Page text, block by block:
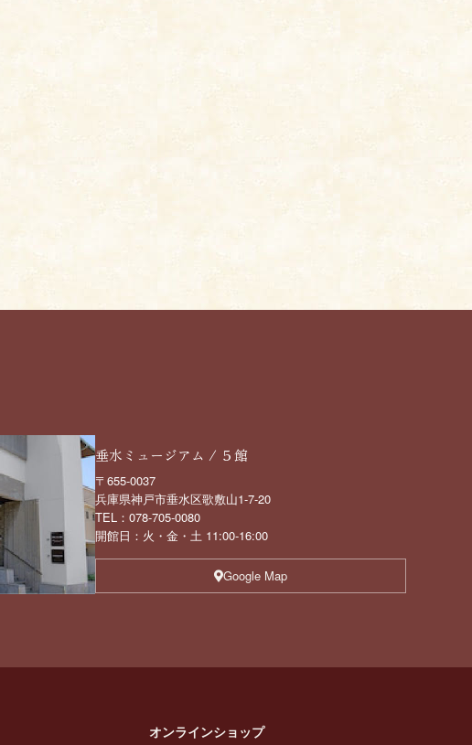
垂水ミュージアム / ５館
〒655-0037
兵庫県神戸市垂水区歌敷山1-7-20
TEL：078-705-0080
開館日：火・金・土 11:00-16:00
Google Map
オンラインショップ